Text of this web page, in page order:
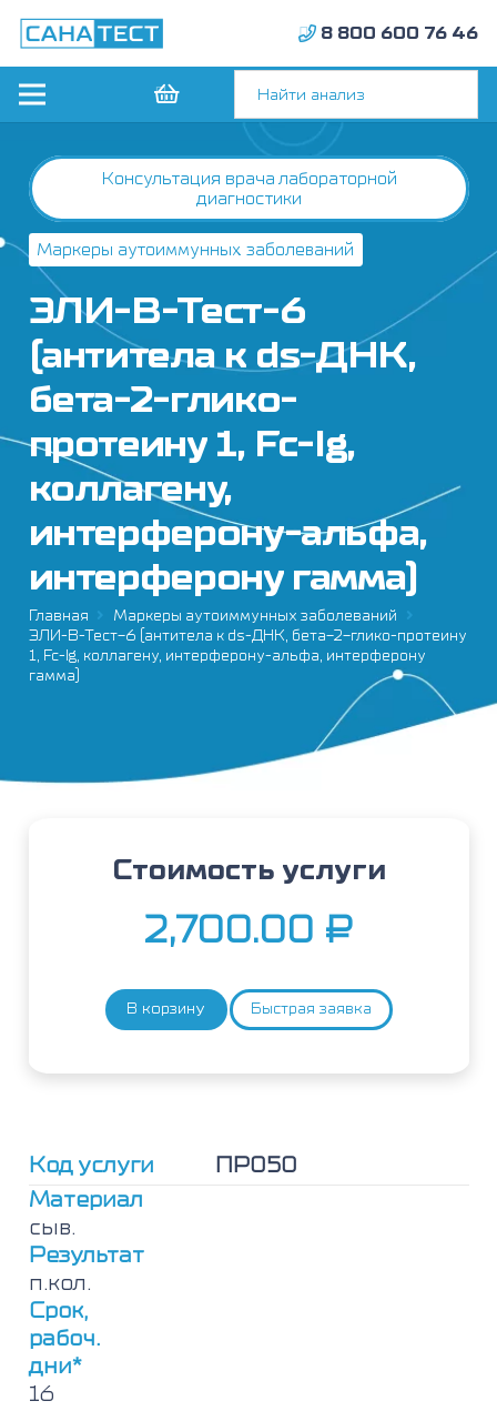
8 800 600 76 46
Консультация врача лабораторной
диагностики
Маркеры аутоиммунных заболеваний
ЭЛИ-В-Тест-6
(антитела к ds-ДНК,
бета-2-глико-
протеину 1, Fc-Ig,
коллагену,
интерферону-альфа,
интерферону гамма)
Главная
Маркеры аутоиммунных заболеваний
ЭЛИ-В-Тест-6 (антитела к ds-ДНК, бета-2-глико-протеину
1, Fc-Ig, коллагену, интерферону-альфа, интерферону
гамма)
Код услуги
ПР050
Материал
сыв.
Результат
п.кол.
Срок,
рабоч.
дни*
16
Стоимость услуги
2,700.00 ₽
Количество
ds-
ДНК,
протеину
В корзину Быстрая заявка